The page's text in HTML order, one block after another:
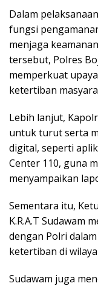
Dalam
fungsi
menjaga
tersebut, Polres
memperkuat
ketertiban
Lebih lanjut,
untuk turut serta
digital, seperti
Center 110, guna
menyampaikan
Sementara itu,
K.R.A.T Sudawam
dengan Polri
ketertiban di
Sudawam juga